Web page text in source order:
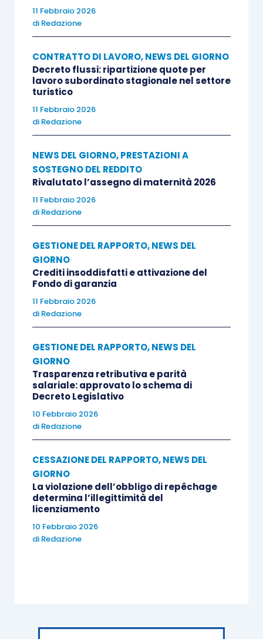
11 Febbraio 2026
di Redazione
CONTRATTO DI LAVORO,NEWS DEL GIORNO
Decreto flussi: ripartizione quote per
lavoro subordinato stagionale nel settore
turistico
11 Febbraio 2026
di Redazione
NEWS DEL GIORNO,PRESTAZIONI A
SOSTEGNO DEL REDDITO
Rivalutato l’assegno di maternità 2026
11 Febbraio 2026
di Redazione
GESTIONE DEL RAPPORTO,NEWS DEL
GIORNO
Crediti insoddisfatti e attivazione del
Fondo di garanzia
11 Febbraio 2026
di Redazione
GESTIONE DEL RAPPORTO,NEWS DEL
GIORNO
Trasparenza retributiva e parità
salariale: approvato lo schema di
Decreto Legislativo
10 Febbraio 2026
di Redazione
CESSAZIONE DEL RAPPORTO,NEWS DEL
GIORNO
La violazione dell’obbligo di repêchage
determina l’illegittimità del
licenziamento
10 Febbraio 2026
di Redazione